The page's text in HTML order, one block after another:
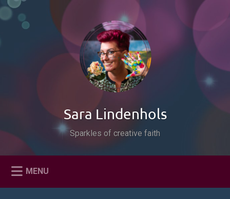
Naar
inhoud
Zoeken
Sara Lindenhols
Sparkles of creative faith
MENU